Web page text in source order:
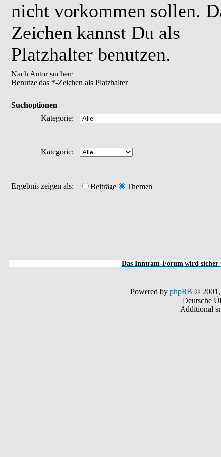
nicht vorkommen sollen.
Zeichen kannst Du als
Platzhalter benutzen.
Nach Autor suchen:
Benutze das *-Zeichen als Platzhalter
Suchoptionen
Kategorie:
Kategorie:
Ergebnis zeigen als: Beiträge Themen
Das Inntram-Forum wird sicher
Powered by phpBB © 2001,
Deutsche
Additional